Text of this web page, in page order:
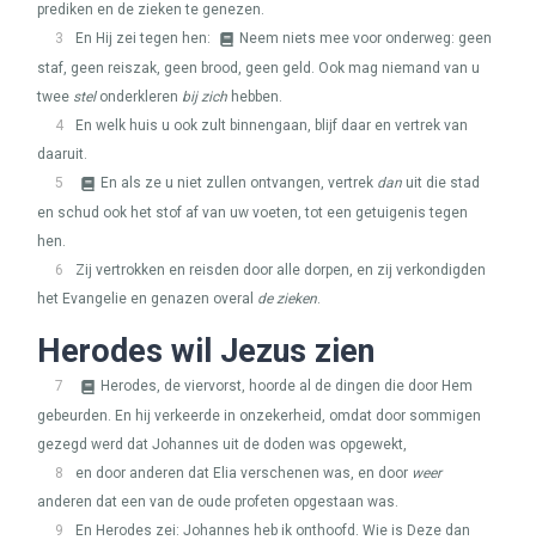
prediken en de zieken te genezen.
3
En Hij zei tegen hen:
Neem niets mee voor onderweg: geen
staf, geen reiszak, geen brood, geen geld. Ook mag niemand van u
twee stelonderkleren bij zich hebben.
4
En welk huis u ook zult binnengaan, blijf daar en vertrek van
daaruit.
5
En als ze u niet zullen ontvangen, vertrek dan uit die stad
en schud ook het stof af van uw voeten, tot een getuigenis tegen
hen.
6
Zij vertrokken en reisden door alle dorpen, en zij verkondigden
het Evangelie en genazen overal de zieken.
Herodes wil Jezus zien
7
Herodes, de viervorst, hoorde al de dingen die door Hem
gebeurden. En hij verkeerde in onzekerheid, omdat door sommigen
gezegd werd dat Johannes uit de doden was opgewekt,
8
en door anderen dat Elia verschenen was, en door weer
anderen dat een van de oude profeten opgestaan was.
9
En Herodes zei: Johannes heb ik onthoofd. Wie is Deze dan